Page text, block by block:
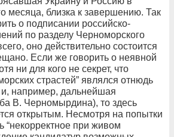
месяца, близка к завершению. Так
о подписании российско-
по разделу Черноморского
оно действительно состоится
Если же говорить о неявной
ни для кого не секрет, что
страстей” являлся отнюдь
и, например, дальнейшая
В. Черномырдина), то здесь
открытым. Несмотря на попытки
“некорректное при живом